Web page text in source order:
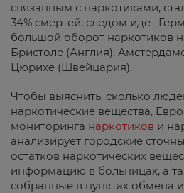
связанным с наркотиками,
34% смертей, следом идет
большой оборот наркотиков
Бристоле (Англия),
Цюрихе (Швейцария).
Чтобы выяснить, сколько
наркотические вещества,
мониторинга наркотиков и
анализирует городские
остатков наркотических
информацию в больницах, а
собранные в пунктах обмена